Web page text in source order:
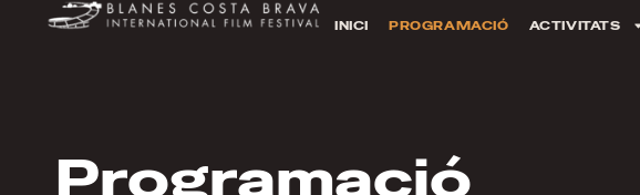
INICI PROGRAMACIÓ ACTIVITATS
Programació